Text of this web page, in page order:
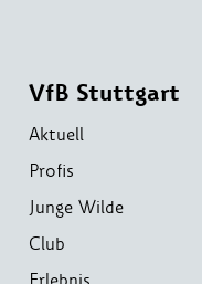
VfB Stuttgart
Aktuell
Profis
Junge Wilde
Club